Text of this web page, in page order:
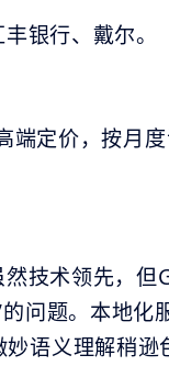
银行、戴尔。
端定价，按月
技术领先，但
问题。本地化
语义理解稍逊